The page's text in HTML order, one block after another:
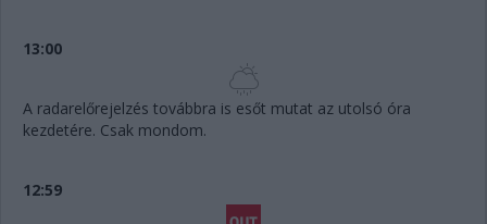
13:00
A radarelőrejelzés továbbra is esőt mutat az utolsó óra
kezdetére. Csak mondom.
12:59